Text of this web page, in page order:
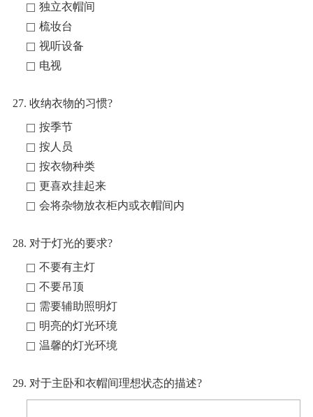
独立衣帽间
梳妆台
视听设备
电视
27. 收纳衣物的习惯?
按季节
按人员
按衣物种类
更喜欢挂起来
会将杂物放衣柜内或衣帽间内
28. 对于灯光的要求?
不要有主灯
不要吊顶
需要辅助照明灯
明亮的灯光环境
温馨的灯光环境
29. 对于主卧和衣帽间理想状态的描述?